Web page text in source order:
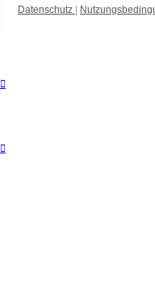
Datenschutz